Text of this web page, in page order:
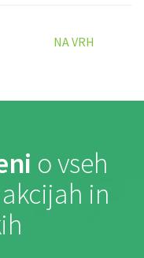
NA VRH
o vseh
in